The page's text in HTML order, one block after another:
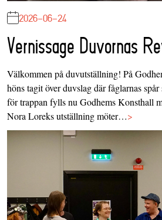
2026-06-24
Vernissage Duvornas
Välkommen på duvutställning! På
höns tagit över duvslag där fåglarnas
för trappan fylls nu Godhems Konsthall
Nora Loreks utställning möter…>